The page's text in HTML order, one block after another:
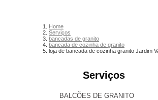
Home
Serviços
bancadas de granito
bancada de cozinha de granito
loja de bancada de cozinha granito Jardim
Serviços
BALCÕES DE GRANITO